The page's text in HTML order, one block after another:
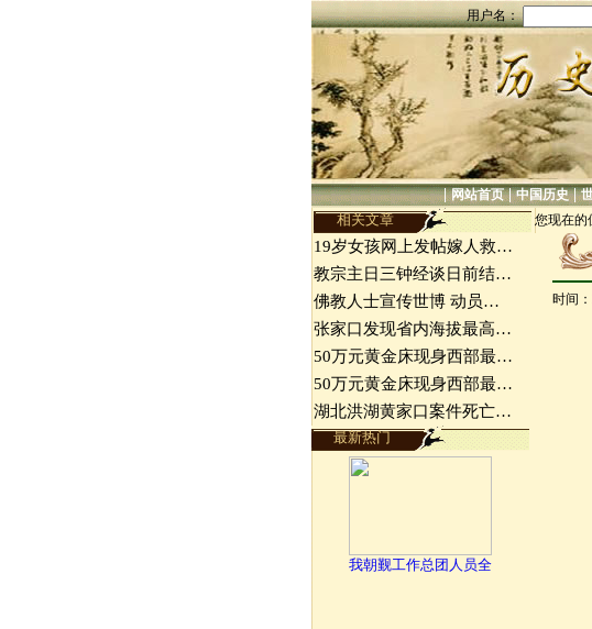
用户名：
|网站首页|中国历史|
相关文章 您现在的
19岁女孩网上发帖嫁人救…
教宗主日三钟经谈日前结…
佛教人士宣传世博 动员…
张家口发现省内海拔最高…
50万元黄金床现身西部最…
50万元黄金床现身西部最…
湖北洪湖黄家口案件死亡…
最新热门
我朝觐工作总团人员全
时间